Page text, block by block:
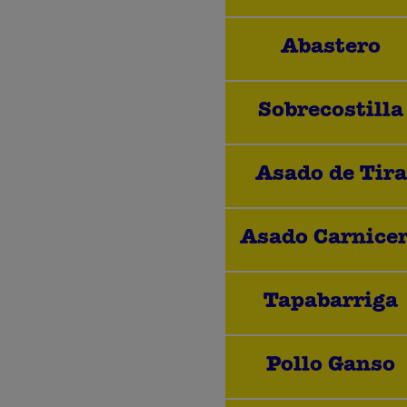
Abastero
Sobrecostilla
Asado de Tira
Asado
Tapabarriga
Pollo Ganso